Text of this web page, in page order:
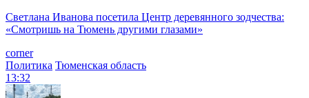
Светлана Иванова посетила Центр деревянного зодчества:
«Смотришь на Тюмень другими глазами»
corner
Политика Тюменская область
13:32